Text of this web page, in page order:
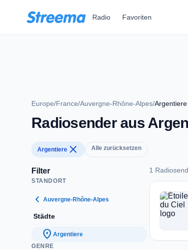
Radio Favoriten
Europe/France/Auvergne-Rhône-Alpes/Argentiere
Radiosender aus
Argentiere close Alle zurücksetzen
Filter
STANDORT
chevron_left Auvergne-Rhône-Alpes
Städte
location_on Argentiere
GENRE
1
1